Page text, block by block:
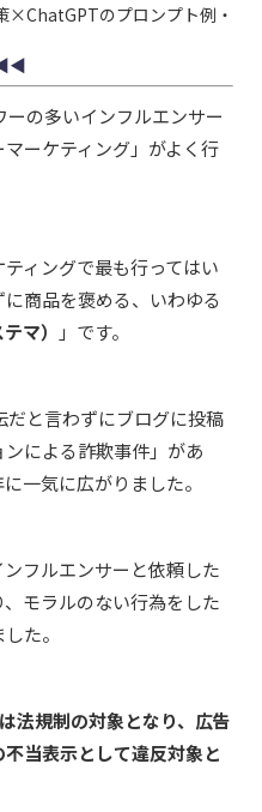
×ChatGPTのプロンプト例・
の多いインフルエンサー
ーケティング」がよく行
ィングで最も行ってはい
商品を褒める、いわゆる
マ） 」です。
だと言わずにブログに投稿
による詐欺事件」があ
一気に広がりました。
フルエンサーと依頼した
モラルのない行為をした
た。
法規制の対象となり、広告
当表示として違反対象と